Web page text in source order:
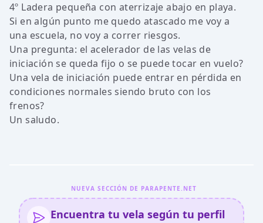
4º Ladera pequeña con aterrizaje abajo en playa.
Si en algún punto me quedo atascado me voy a
una escuela, no voy a correr riesgos.
Una pregunta: el acelerador de las velas de
iniciación se queda fijo o se puede tocar en vuelo?
Una vela de iniciación puede entrar en pérdida en
condiciones normales siendo bruto con los
frenos?
Un saludo.
NUEVA SECCIÓN DE PARAPENTE.NET
Encuentra tu vela según tu perfil